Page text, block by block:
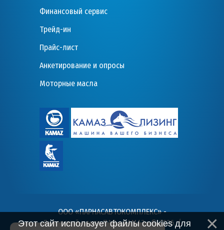
Финансовый сервис
Трейд-ин
Прайс-лист
Анкетирование и опросы
Моторные масла
ООО «ПАРНАСАВТОКОМПЛЕКС» -
Дилерский центр ПАО «КАМАЗ» © 2026. /
Этот сайт использует файлы cookies для